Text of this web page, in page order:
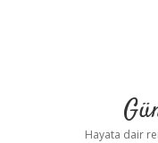
Hayata dair